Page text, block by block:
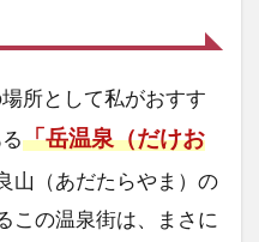
所として私がおすす
「岳温泉（だけお
山（あだたらやま）の
この温泉街は、まさに